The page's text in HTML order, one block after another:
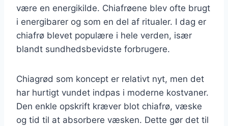
være en energikilde. Chiafrøene blev ofte brugt
i energibarer og som en del af ritualer. I dag er
chiafrø blevet populære i hele verden, især
blandt sundhedsbevidste forbrugere.
Chiagrød som koncept er relativt nyt, men det
har hurtigt vundet indpas i moderne kostvaner.
Den enkle opskrift kræver blot chiafrø, væske
og tid til at absorbere væsken. Dette gør det til